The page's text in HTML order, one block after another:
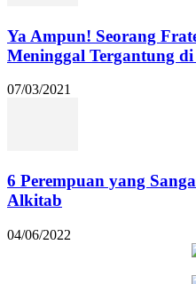
Ya Ampun! Seorang
Meninggal Tergantung
07/03/2021
6 Perempuan yang
Alkitab
04/06/2022